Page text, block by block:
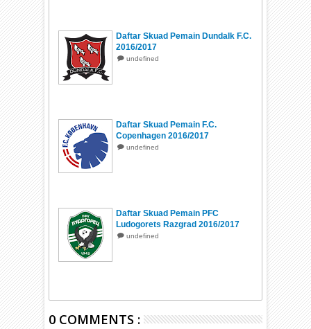
Daftar Skuad Pemain Dundalk F.C.
2016/2017
undefined
Daftar Skuad Pemain F.C.
Copenhagen 2016/2017
undefined
Daftar Skuad Pemain PFC
Ludogorets Razgrad 2016/2017
undefined
0 COMMENTS :